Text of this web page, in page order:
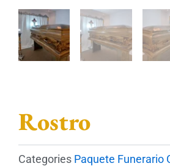
Rostro
Categories Paquete Funerario